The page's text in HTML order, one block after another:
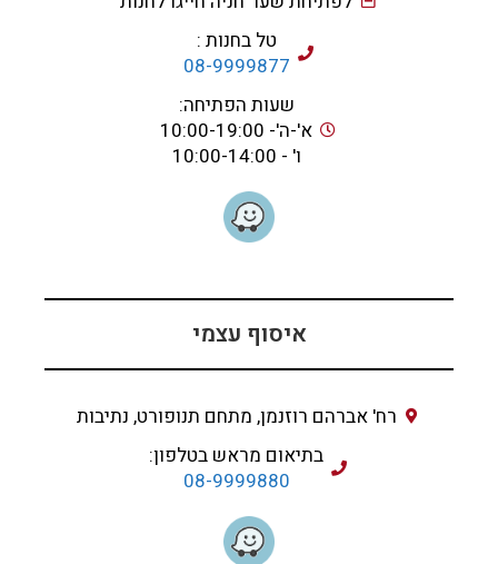
טל בחנות :
08-9999877
שעות הפתיחה:
א'-ה'- 10:00-19:00
ו' - 10:00-14:00
איסוף עצמי
רח' אברהם רוזנמן, מתחם תנופורט, נתיבות
בתיאום מראש בטלפון:
08-9999880